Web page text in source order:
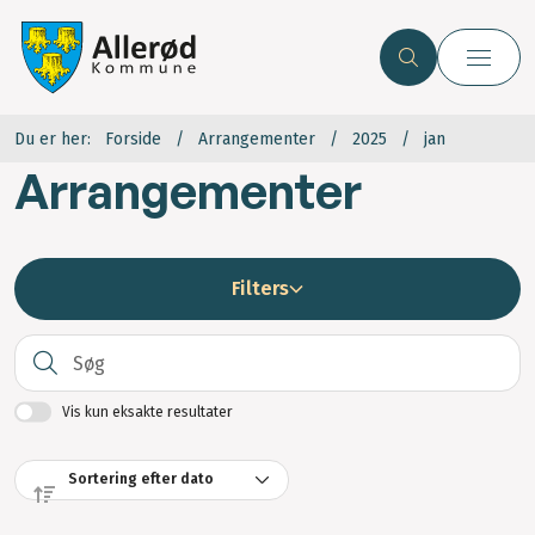
Du er her: Forside Arrangementer 2025 jan
Arrangementer
Filters
Vis kun eksakte resultater